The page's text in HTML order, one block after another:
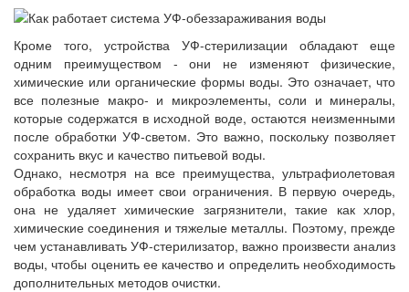
Кроме того, устройства УФ-стерилизации обладают еще
одним преимуществом - они не изменяют физические,
химические или органические формы воды. Это означает, что
все полезные макро- и микроэлементы, соли и минералы,
которые содержатся в исходной воде, остаются неизменными
после обработки УФ-светом. Это важно, поскольку позволяет
сохранить вкус и качество питьевой воды.
Однако, несмотря на все преимущества, ультрафиолетовая
обработка воды имеет свои ограничения. В первую очередь,
она не удаляет химические загрязнители, такие как хлор,
химические соединения и тяжелые металлы. Поэтому, прежде
чем устанавливать УФ-стерилизатор, важно произвести анализ
воды, чтобы оценить ее качество и определить необходимость
дополнительных методов очистки.